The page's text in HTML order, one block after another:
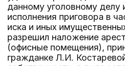
данному уголовному делу
исполнения приговора в
иска и иных
разрешил наложение
(офисные помещения),
гражданке Л.И.